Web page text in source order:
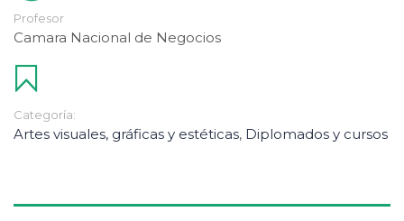
Profesor
Camara Nacional de Negocios
Categoría:
Artes visuales, gráficas y estéticas, Diplomados y cursos